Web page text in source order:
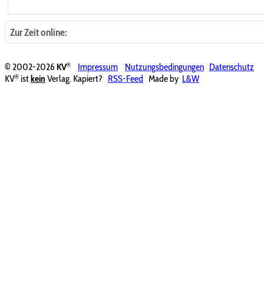
Zur Zeit online:
© 2002-2026KV® Impressum Nutzungsbedingungen Datenschutz
KV® ist kein Verlag. Kapiert? RSS-Feed Made by L&W